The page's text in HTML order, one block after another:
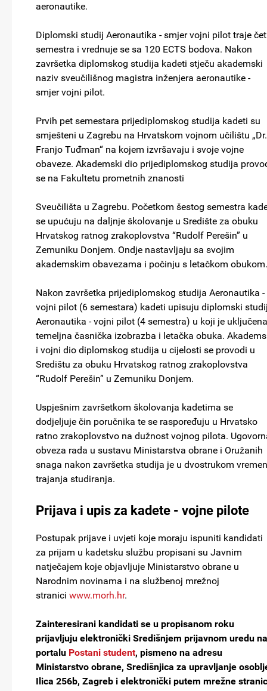
aeronautike.
Diplomski studij Aeronautika - smjer vojni pilot traje
semestra i vrednuje se sa 120 ECTS bodova. Nakon
završetka diplomskog studija kadeti stječu akademski
naziv sveučilišnog magistra inženjera aeronautike -
smjer vojni pilot.
Prvih pet semestara prijediplomskog studija kadeti su
smješteni u Zagrebu na Hrvatskom vojnom učilištu „Dr.
Franjo Tuđman“ na kojem izvršavaju i svoje vojne
obaveze. Akademski dio prijediplomskog studija
se na Fakultetu prometnih znanosti
Sveučilišta u Zagrebu. Početkom šestog semestra
se upućuju na daljnje školovanje u Središte za obuku
Hrvatskog ratnog zrakoplovstva “Rudolf Perešin” u
Zemuniku Donjem. Ondje nastavljaju sa svojim
akademskim obavezama i počinju s letačkom obukom.
Nakon završetka prijediplomskog studija Aeronautika -
vojni pilot (6 semestara) kadeti upisuju diplomski
Aeronautika - vojni pilot (4 semestra) u koji je uključena
temeljna časnička izobrazba i letačka obuka.
i vojni dio diplomskog studija u cijelosti se provodi u
Središtu za obuku Hrvatskog ratnog zrakoplovstva
“Rudolf Perešin” u Zemuniku Donjem.
Uspješnim završetkom školovanja kadetima se
dodjeljuje čin poručnika te se raspoređuju u Hrvatsko
ratno zrakoplovstvo na dužnost vojnog pilota.
obveza rada u sustavu Ministarstva obrane i Oružanih
snaga nakon završetka studija je u dvostrukom
trajanja studiranja.
Prijava i upis za kadete - vojne pilote
Postupak prijave i uvjeti koje moraju ispuniti kandidati
za prijam u kadetsku službu propisani su Javnim
natječajem koje objavljuje Ministarstvo obrane u
Narodnim novinama i na službenoj mrežnoj
stranici www.morh.hr.
Zainteresirani kandidati se u propisanom roku
prijavljuju elektronički Središnjem prijavnom uredu na
portalu Postani student, pismeno na adresu
Ministarstvo obrane, Središnjica za upravljanje
Ilica 256b, Zagreb i elektronički putem mrežne